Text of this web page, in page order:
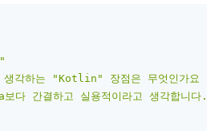
각하는 "Kotlin" 장점은 무엇인가요 ?"
간결하고 실용적이라고 생각합니다."